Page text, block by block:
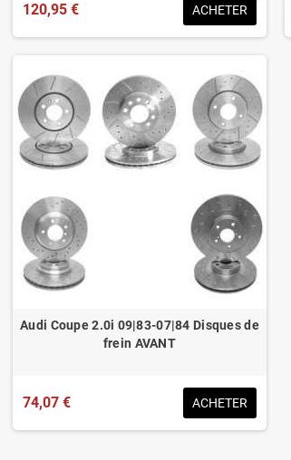
120,95 € ACHETER
Audi Coupe 2.0i 09|83-07|84 Disques de
frein AVANT
74,07 € ACHETER